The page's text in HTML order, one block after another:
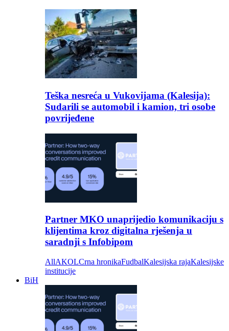
Teška nesreća u Vukovijama (Kalesija):
Sudarili se automobil i kamion, tri osobe
povrijeđene
Partner MKO unaprijedio komunikaciju s
klijentima kroz digitalna rješenja u
saradnji s Infobipom
AllAKOLCrna hronikaFudbalKalesijska rajaKalesijske
institucije
BiH